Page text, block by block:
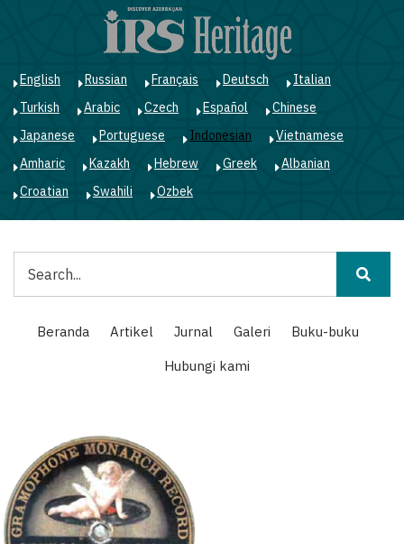
English Russian Français Deutsch
Italian
Turkish
Arabic Czech Español
Chinese
Japanese
Portuguese Indonesian
Vietnamese
Amharic
Kazakh Hebrew Greek
Albanian
Croatian
Swahili Ozbek
Main
navigation
Beranda Artikel Jurnal Galeri
Buku-buku
Hubungi kami